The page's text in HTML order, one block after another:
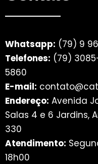
Whatsapp: (79) 9
Telefones: (79)
5860
E-mail:
Endereço: Avenida
Salas 4 e 6 Jardins,
330
Atendimento:
18h00